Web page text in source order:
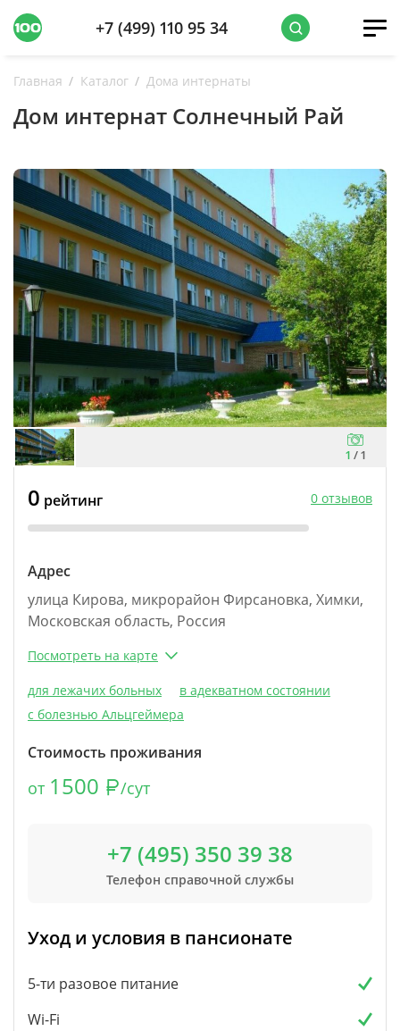
+7 (499) 110 95 34
Главная Каталог Дома интернаты
Дом интернат Солнечный Рай
1 /1
0 рейтинг 0 отзывов
Адрес
улица Кирова, микрорайон Фирсановка, Химки,
Московская область, Россия
Посмотреть на карте
для лежачих больных
в адекватном состоянии
с болезнью Альцгеймера
Стоимость проживания
от 1500 /сут
+7 (495) 350 39 38
Телефон справочной службы
Уход и условия в пансионате
5-ти разовое питание
Wi-Fi